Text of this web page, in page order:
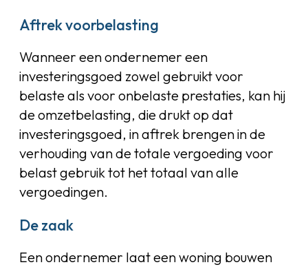
Aftrek voorbelasting
Wanneer een ondernemer een
investeringsgoed zowel gebruikt voor
belaste als voor onbelaste prestaties, kan hij
de omzetbelasting, die drukt op dat
investeringsgoed, in aftrek brengen in de
verhouding van de totale vergoeding voor
belast gebruik tot het totaal van alle
vergoedingen.
De zaak
Een ondernemer laat een woning bouwen